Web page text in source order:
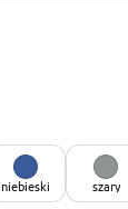
niebieski szary